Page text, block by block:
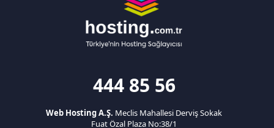
444 85 56
Web Hosting A.Ş. Meclis Mahallesi Derviş Sokak
Fuat Özal Plaza No:38/1